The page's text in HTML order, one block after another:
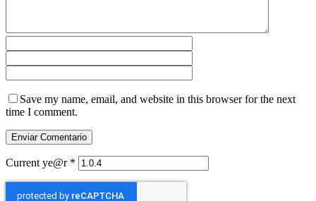
Save my name, email, and website in this browser for the next
time I comment.
Current ye@r *